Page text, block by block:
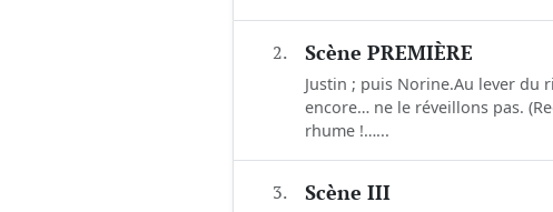
2. Scène PREMIÈRE
Justin ; puis Norine.Au lever du
encore… ne le réveillons pas.
rhume !…...
3. Scène III